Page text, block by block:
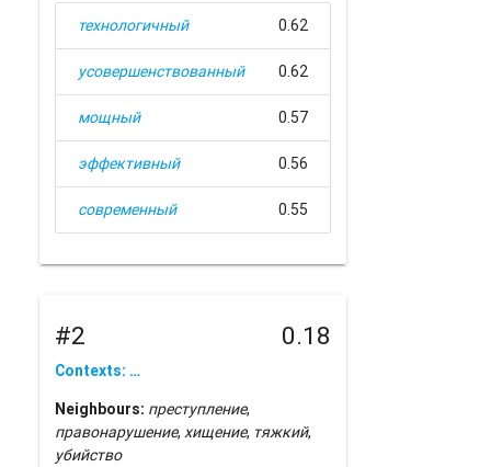
технологичный 0.62
усовершенствованный 0.62
мощный 0.57
эффективный 0.56
современный 0.55
#2 0.18
Contexts: …
Neighbours: преступление,
правонарушение,хищение, тяжкий,
убийство